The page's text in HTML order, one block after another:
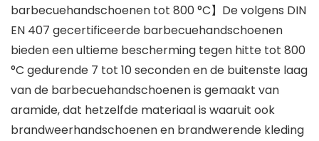
barbecuehandschoenen tot 800 °C】De volgens DIN
EN 407 gecertificeerde barbecuehandschoenen
bieden een ultieme bescherming tegen hitte tot 800
°C gedurende 7 tot 10 seconden en de buitenste laag
van de barbecuehandschoenen is gemaakt van
aramide, dat hetzelfde materiaal is waaruit ook
brandweerhandschoenen en brandwerende kleding